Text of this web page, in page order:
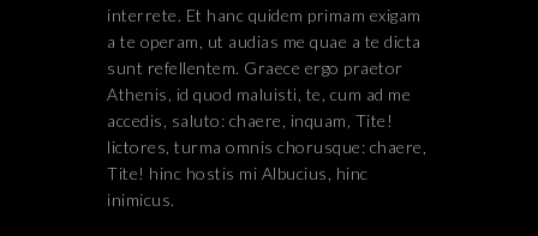
interrete. Et hanc quidem primam exigam
a te operam, ut audias me quae a te dicta
sunt refellentem. Graece ergo praetor
Athenis, id quod maluisti, te, cum ad me
accedis, saluto: chaere, inquam, Tite!
lictores, turma omnis chorusque: chaere,
Tite! hinc hostis mi Albucius, hinc
inimicus.